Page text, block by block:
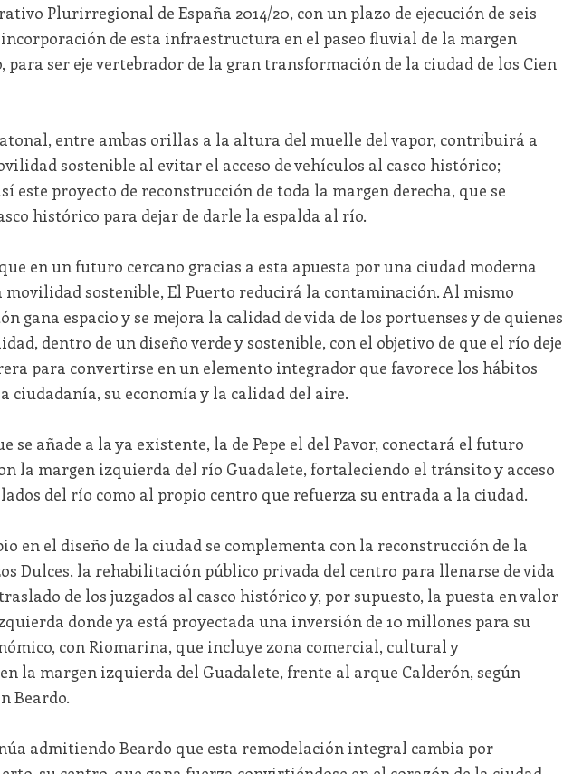
Plurirregional de España 2014/20, con un plazo de ejecución de seis
incorporación de esta infraestructura en el paseo fluvial de la margen
para ser eje vertebrador de la gran transformación de la ciudad de los Cien
entre ambas orillas a la altura del muelle del vapor, contribuirá a
sostenible al evitar el acceso de vehículos al casco histórico;
este proyecto de reconstrucción de toda la margen derecha, que se
histórico para dejar de darle la espalda al río.
en un futuro cercano gracias a esta apuesta por una ciudad moderna
movilidad sostenible, El Puerto reducirá la contaminación. Al mismo
gana espacio y se mejora la calidad de vida de los portuenses y de quienes
dentro de un diseño verde y sostenible, con el objetivo de que el río deje
para convertirse en un elemento integrador que favorece los hábitos
ciudadanía, su economía y la calidad del aire.
se añade a la ya existente, la de Pepe el del Pavor, conectará el futuro
la margen izquierda del río Guadalete, fortaleciendo el tránsito y acceso
del río como al propio centro que refuerza su entrada a la ciudad.
en el diseño de la ciudad se complementa con la reconstrucción de la
Dulces, la rehabilitación público privada del centro para llenarse de vida
de los juzgados al casco histórico y, por supuesto, la puesta en valor
donde ya está proyectada una inversión de 10 millones para su
con Riomarina, que incluye zona comercial, cultural y
la margen izquierda del Guadalete, frente al arque Calderón, según
Beardo.
admitiendo Beardo que esta remodelación integral cambia por